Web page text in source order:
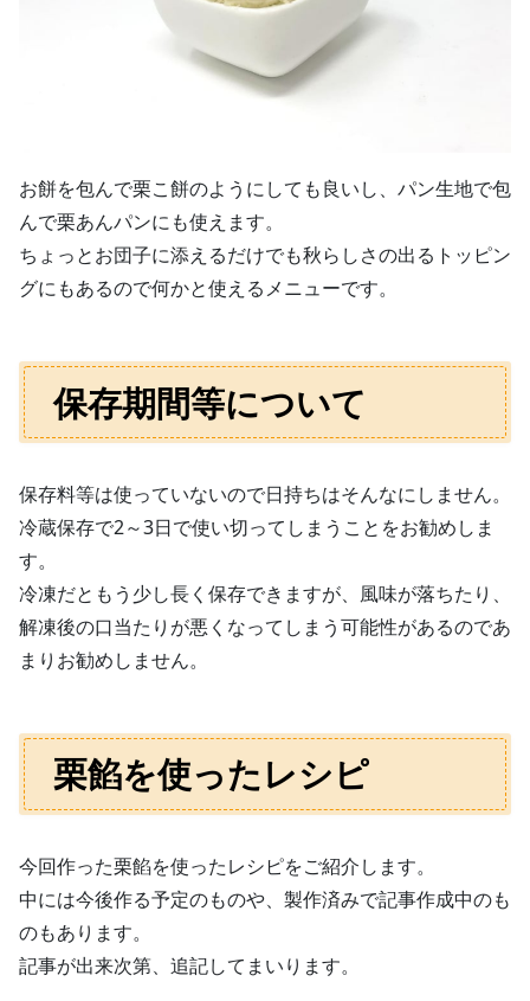
お餅を包んで栗こ餅のようにしても良いし、パン生地で包
んで栗あんパンにも使えます。
ちょっとお団子に添えるだけでも秋らしさの出るトッピン
グにもあるので何かと使えるメニューです。
保存期間等について
保存料等は使っていないので日持ちはそんなにしません。
冷蔵保存で2～3日で使い切ってしまうことをお勧めしま
す。
冷凍だともう少し長く保存できますが、風味が落ちたり、
解凍後の口当たりが悪くなってしまう可能性があるのであ
まりお勧めしません。
栗餡を使ったレシピ
今回作った栗餡を使ったレシピをご紹介します。
中には今後作る予定のものや、製作済みで記事作成中のも
のもあります。
記事が出来次第、追記してまいります。